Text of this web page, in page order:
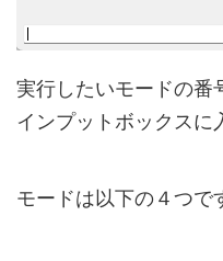
実行したいモードの番
インプットボックスに
モードは以下の４つで